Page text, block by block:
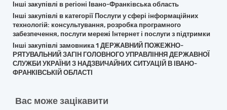
Інші закупівлі в регіоні Івано-Франківська область
Інші закупівлі в категорії Послуги у сфері інформаційних
технологій: консультування, розробка програмного
забезпечення, послуги мережі Інтернет і послуги з підтримки
Інші закупівлі замовника 1 ДЕРЖАВНИЙ ПОЖЕЖНО-
РЯТУВАЛЬНИЙ ЗАГІН ГОЛОВНОГО УПРАВЛІННЯ ДЕРЖАВНОЇ
СЛУЖБИ УКРАЇНИ З НАДЗВИЧАЙНИХ СИТУАЦІЙ В ІВАНО-
ФРАНКІВСЬКІЙ ОБЛАСТІ
Вас може зацікавити